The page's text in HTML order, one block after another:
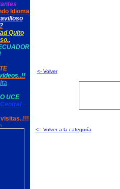
Idioma
Quito
UCE
<- Volver
<= Volver a la categoría